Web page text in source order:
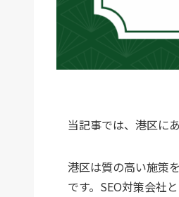
当記事では、港区に
港区は質の高い施策
です。SEO対策会社